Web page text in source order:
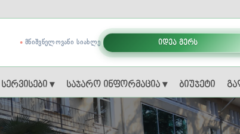
სერვისები ▾ საჯარო ინფორმაცია ▾ ბიუჯეტი
ᲛᲜᲘᲨᲕᲜᲔᲚᲝᲕᲐᲜᲘ ᲡᲘᲐᲮᲚᲔ იდეა მერს